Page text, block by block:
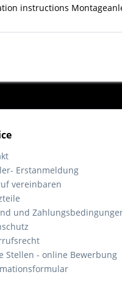
instructions
Erstanmeldung
vereinbaren
und
Stellen - online Bewerbung